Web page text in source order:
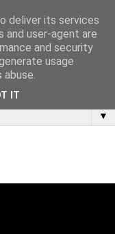
▼
deliver its services
and user-agent are
and security
usage
IT